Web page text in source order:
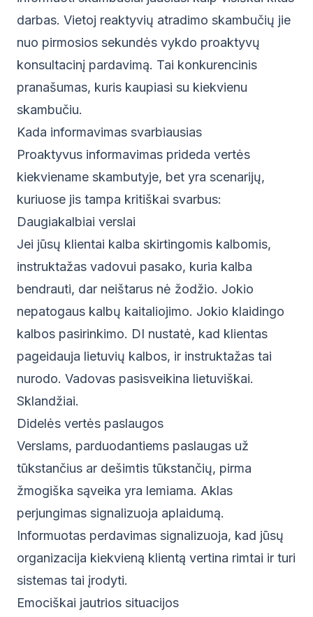
darbas. Vietoj reaktyvių atradimo skambučių jie
nuo pirmosios sekundės vykdo proaktyvų
konsultacinį pardavimą. Tai konkurencinis
pranašumas, kuris kaupiasi su kiekvienu
skambučiu.
Kada informavimas svarbiausias
Proaktyvus informavimas prideda vertės
kiekviename skambutyje, bet yra scenarijų,
kuriuose jis tampa kritiškai svarbus:
Daugiakalbiai verslai
Jei jūsų klientai kalba skirtingomis kalbomis,
instruktažas vadovui pasako, kuria kalba
bendrauti, dar neištarus nė žodžio. Jokio
nepatogaus kalbų kaitaliojimo. Jokio klaidingo
kalbos pasirinkimo. DI nustatė, kad klientas
pageidauja lietuvių kalbos, ir instruktažas tai
nurodo. Vadovas pasisveikina lietuviškai.
Sklandžiai.
Didelės vertės paslaugos
Verslams, parduodantiems paslaugas už
tūkstančius ar dešimtis tūkstančių, pirma
žmogiška sąveika yra lemiama. Aklas
perjungimas signalizuoja aplaidumą.
Informuotas perdavimas signalizuoja, kad jūsų
organizacija kiekvieną klientą vertina rimtai ir turi
sistemas tai įrodyti.
Emociškai jautrios situacijos